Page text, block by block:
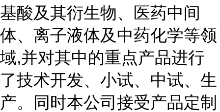
基酸及其衍生物、医药中间
体、离子液体及中药化学等领
域,并对其中的重点产品进行
了技术开发、小试、中试、生
产。同时本公司接受产品定制